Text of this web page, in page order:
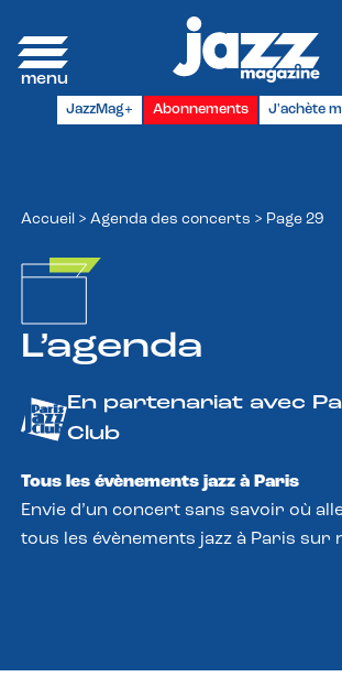
JazzMag+ Abonnements J'achète
Accueil > Agenda des concerts > Page 29
L’agenda
En partenariat avec
Club
Tous les évènements jazz à Paris
Envie d’un concert sans savoir où
tous les évènements jazz à Paris sur